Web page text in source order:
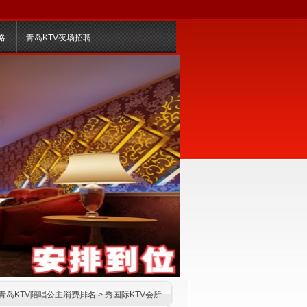
青岛KTV夜场招聘
岛KTV陪唱公主消费排名 > 秀国际KTV会所